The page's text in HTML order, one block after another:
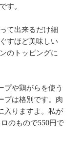
す。
て出来るだけ細
すほど美味しい
のトッピングに
プや鶏がらを使う
プは格別です。肉
入りますよ。私が
のもので550円で